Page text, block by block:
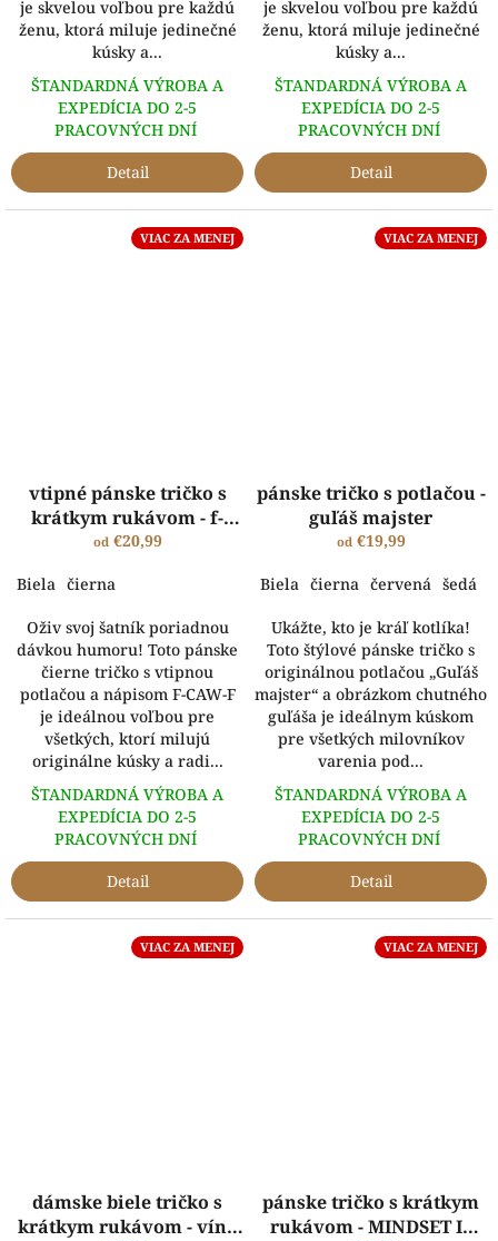
je skvelou voľbou pre každú
ženu, ktorá miluje jedinečné
kúsky a...
ŠTANDARDNÁ VÝROBA A
EXPEDÍCIA DO 2-5
PRACOVNÝCH DNÍ
Detail
je skvelou voľbou pre každú
ženu, ktorá miluje jedinečné
kúsky a...
ŠTANDARDNÁ VÝROBA A
EXPEDÍCIA DO 2-5
PRACOVNÝCH DNÍ
Detail
VIAC ZA MENEJ
vtipné pánske tričko s
krátkym rukávom - f-
caw-f
od€20,99
Biela čierna
Oživ svoj šatník poriadnou
dávkou humoru! Toto pánske
čierne tričko s vtipnou
potlačou a nápisom F-CAW-F
je ideálnou voľbou pre
všetkých, ktorí milujú
originálne kúsky a radi...
ŠTANDARDNÁ VÝROBA A
EXPEDÍCIA DO 2-5
PRACOVNÝCH DNÍ
Detail
VIAC ZA MENEJ
pánske tričko s potlačou -
guľáš majster
od€19,99
Biela čierna červená šedá
Ukážte, kto je kráľ kotlíka!
Toto štýlové pánske tričko s
originálnou potlačou „Guľáš
majster“ a obrázkom chutného
guľáša je ideálnym kúskom
pre všetkých milovníkov
varenia pod...
ŠTANDARDNÁ VÝROBA A
EXPEDÍCIA DO 2-5
PRACOVNÝCH DNÍ
Detail
VIAC ZA MENEJ
dámske biele tričko s
krátkym rukávom - víno
VIAC ZA MENEJ
pánske tričko s krátkym
rukávom - MINDSET IS